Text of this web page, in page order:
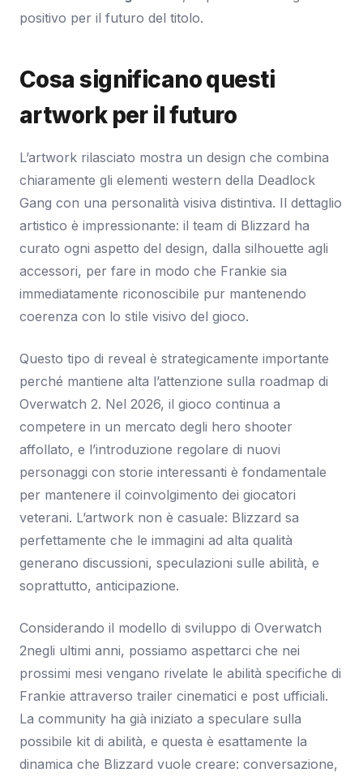
positivo per il futuro del titolo.
Cosa significano questi
artwork per il futuro
L’artwork rilasciato mostra un design che combina
chiaramente gli elementi western della Deadlock
Gang con una personalità visiva distintiva. Il dettaglio
artistico è impressionante: il team di Blizzard ha
curato ogni aspetto del design, dalla silhouette agli
accessori, per fare in modo che Frankie sia
immediatamente riconoscibile pur mantenendo
coerenza con lo stile visivo del gioco.
Questo tipo di reveal è strategicamente importante
perché mantiene alta l’attenzione sulla roadmap di
Overwatch 2. Nel 2026, il gioco continua a
competere in un mercato degli hero shooter
affollato, e l’introduzione regolare di nuovi
personaggi con storie interessanti è fondamentale
per mantenere il coinvolgimento dei giocatori
veterani. L’artwork non è casuale: Blizzard sa
perfettamente che le immagini ad alta qualità
generano discussioni, speculazioni sulle abilità, e
soprattutto, anticipazione.
Considerando il modello di sviluppo di Overwatch
2negli ultimi anni, possiamo aspettarci che nei
prossimi mesi vengano rivelate le abilità specifiche di
Frankie attraverso trailer cinematici e post ufficiali.
La community ha già iniziato a speculare sulla
possibile kit di abilità, e questa è esattamente la
dinamica che Blizzard vuole creare: conversazione,